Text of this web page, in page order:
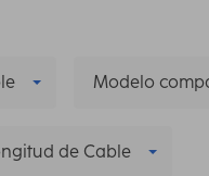
Modelo
de Cable